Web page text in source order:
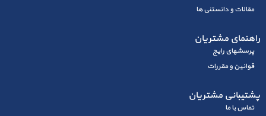
مقالات و دانستنی ها
راهنمای مشتریان
پرسشهای رايج
قوانین و مقررات
پشتیبانی مشتریان
تماس با ما